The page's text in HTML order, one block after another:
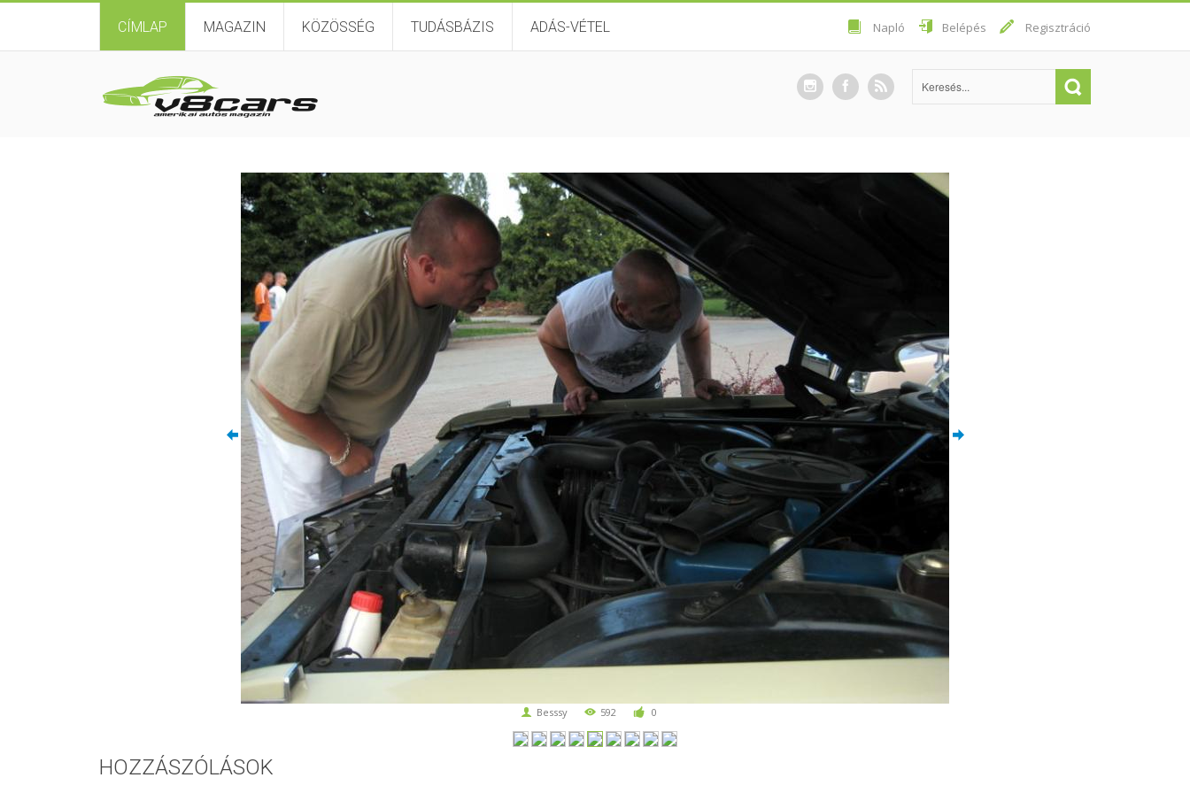
CÍMLAP MAGAZIN KÖZÖSSÉG TUDÁSBÁZIS ADÁS-VÉTEL Napló Belépés Regisztráció
Besssy 592 0
HOZZÁSZÓLÁSOK